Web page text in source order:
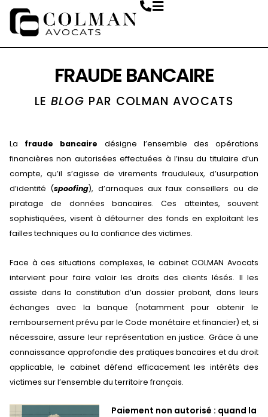
FRAUDE BANCAIRE
LE BLOG PAR COLMAN AVOCATS
La fraude bancaire désigne l’ensemble des opérations
financières non autorisées effectuées à l’insu du titulaire d’un
compte, qu’il s’agisse de virements frauduleux, d’usurpation
d’identité (spoofing), d’arnaques aux faux conseillers ou de
piratage de données bancaires. Ces atteintes, souvent
sophistiquées, visent à détourner des fonds en exploitant les
failles techniques ou la confiance des victimes.
Face à ces situations complexes, le cabinet COLMAN Avocats
intervient pour faire valoir les droits des clients lésés. Il les
assiste dans la constitution d’un dossier probant, dans leurs
échanges avec la banque (notamment pour obtenir le
remboursement prévu par le Code monétaire et financier) et, si
nécessaire, assure leur représentation en justice. Grâce à une
connaissance approfondie des pratiques bancaires et du droit
applicable, le cabinet défend efficacement les intérêts des
victimes sur l’ensemble du territoire français.
Paiement non autorisé : quand la